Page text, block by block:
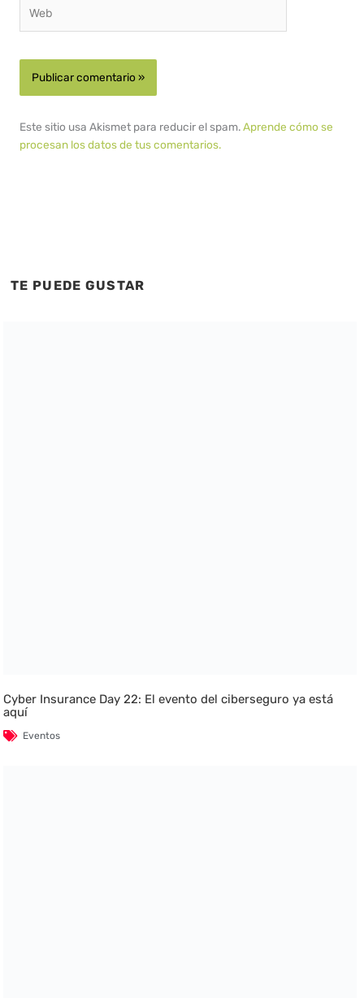
Este sitio usa Akismet para reducir el spam.Aprende cómo se
procesan los datos de tus comentarios.
TE PUEDE GUSTAR
Cyber Insurance Day 22: El evento del ciberseguro ya está
aquí
Eventos